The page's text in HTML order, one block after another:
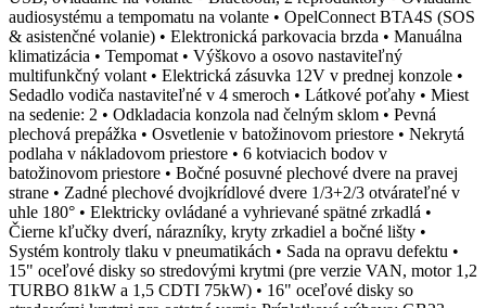
audiosystému a tempomatu na volante • OpelConnect BTA4S (SOS
& asistenčné volanie) • Elektronická parkovacia brzda • Manuálna
klimatizácia • Tempomat • Výškovo a osovo nastaviteľný
multifunkčný volant • Elektrická zásuvka 12V v prednej konzole •
Sedadlo vodiča nastaviteľné v 4 smeroch • Látkové poťahy • Miest
na sedenie: 2 • Odkladacia konzola nad čelným sklom • Pevná
plechová prepážka • Osvetlenie v batožinovom priestore • Nekrytá
podlaha v nákladovom priestore • 6 kotviacich bodov v
batožinovom priestore • Bočné posuvné plechové dvere na pravej
strane • Zadné plechové dvojkrídlové dvere 1/3+2/3 otvárateľné v
uhle 180° • Elektricky ovládané a vyhrievané spätné zrkadlá •
Čierne kľučky dverí, nárazníky, kryty zrkadiel a bočné lišty •
Systém kontroly tlaku v pneumatikách • Sada na opravu defektu •
15" oceľové disky so stredovými krytmi (pre verzie VAN, motor 1,2
TURBO 81kW a 1,5 CDTI 75kW) • 16" oceľové disky so